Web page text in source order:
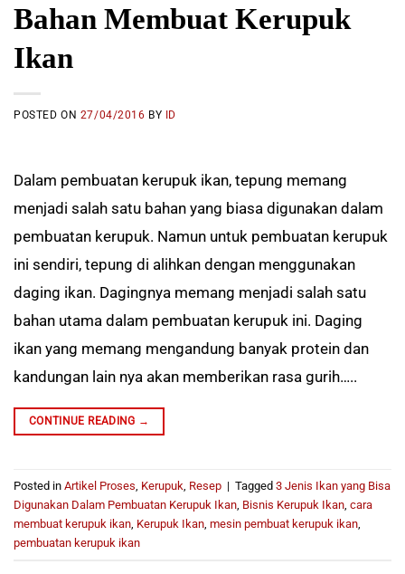
Bahan Membuat Kerupuk
Ikan
POSTED ON 27/04/2016 BY ID
Dalam pembuatan kerupuk ikan, tepung memang
menjadi salah satu bahan yang biasa digunakan dalam
pembuatan kerupuk. Namun untuk pembuatan kerupuk
ini sendiri, tepung di alihkan dengan menggunakan
daging ikan. Dagingnya memang menjadi salah satu
bahan utama dalam pembuatan kerupuk ini. Daging
ikan yang memang mengandung banyak protein dan
kandungan lain nya akan memberikan rasa gurih…..
CONTINUE READING →
Posted in Artikel Proses Kerupuk Resep | Tagged 3 Jenis Ikan yang Bisa
Digunakan Dalam Pembuatan Kerupuk Ikan Bisnis Kerupuk Ikan cara
membuat kerupuk ikan Kerupuk Ikan mesin pembuat kerupuk ikan
pembuatan kerupuk ikan